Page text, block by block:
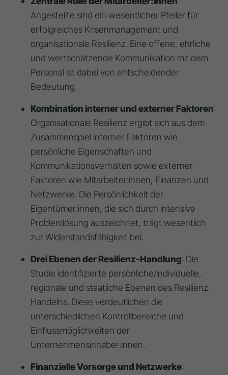
Angestellte sind ein wesentlicher Pfeiler für
erfolgreiches Krisenmanagement und
organisationale Resilienz. Eine offene, ehrliche
und wertschätzende Kommunikation mit dem
Personal ist dabei von entscheidender
Bedeutung.
Kombination interner und externer Faktoren:
Organisationale Resilienz ergibt sich aus dem
Zusammenspiel interner Faktoren wie
persönliche Eigenschaften und
Kommunikationsverhalten sowie externer
Faktoren wie Mitarbeiter:innen, Finanzen und
Netzwerke. Die Persönlichkeit der
Eigentümer:innen, die sich durch intensive
Problemlösung auszeichnet, trägt wesentlich
zur Widerstandsfähigkeit bei.
Drei Ebenen der Resilienz-Handlung: Die
Studie identifizierte persönliche/individuelle,
regionale und staatliche Ebenen des Resilienz-
Handelns. Diese verdeutlichen die
unterschiedlichen Kontrollbereiche und
Einflussmöglichkeiten der
Unternehmensinhaber:innen.
Finanzielle Vorsorge und Netzwerke: